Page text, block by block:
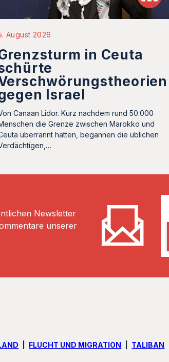
August 2026
in Ceuta
Israel
Canaan Lidor. Kurz nachdem rund 50.000
die Grenze zwischen Marokko und
überrannt hatten, begannen die üblichen
Newsletter
unserer
l
FLUCHT UND MIGRATION TALIBAN